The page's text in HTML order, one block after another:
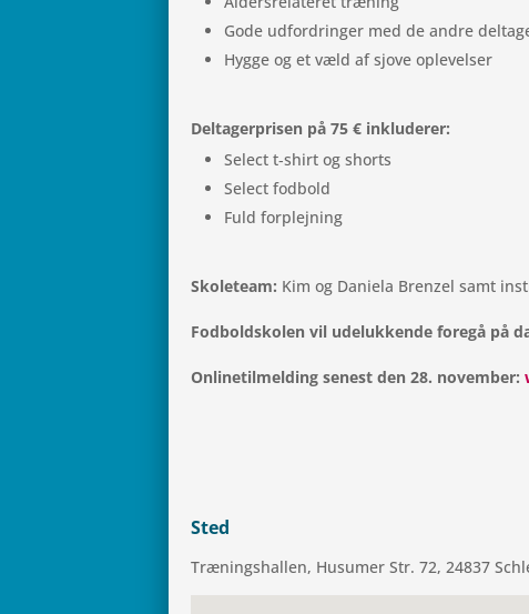
Gode udfor­drin­ger med de andre
Hygge og et væld af sjove oplevelser
Del­ta­ger­pri­sen på 75 € inkluderer:
Select t‑shirt og shorts
Select fod­bold
Fuld for­plej­ning
Sko­le­team: Kim og Dani­ela Bren­zel samt
Fod­boldsko­len vil ude­luk­kende foregå på
Onli­ne­til­mel­ding senest den 28. novem­ber:
Sted
Træ­nings­hal­len, Husu­mer Str. 72, 24837